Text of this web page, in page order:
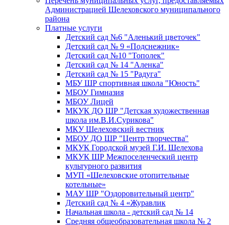
Администрацией Шелеховского муниципального
района
Платные услуги
Детский сад №6 "Аленький цветочек"
Детский сад № 9 «Подснежник»
Детский сад №10 "Тополек"
Детский сад № 14 "Аленка"
Детский сад № 15 "Радуга"
МБУ ШР спортивная школа "Юность"
МБОУ Гимназия
МБОУ Лицей
МКУК ДО ШР "Детская художественная
школа им.В.И.Сурикова"
МКУ Шелеховский вестник
МБОУ ДО ШР "Центр творчества"
МКУК Городской музей Г.И. Шелехова
МКУК ШР Межпоселенческий центр
культурного развития
МУП «Шелеховские отопительные
котельные»
МАУ ШР "Оздоровительный центр"
Детский сад № 4 «Журавлик
Начальная школа - детский сад № 14
Средняя общеобразовательная школа № 2